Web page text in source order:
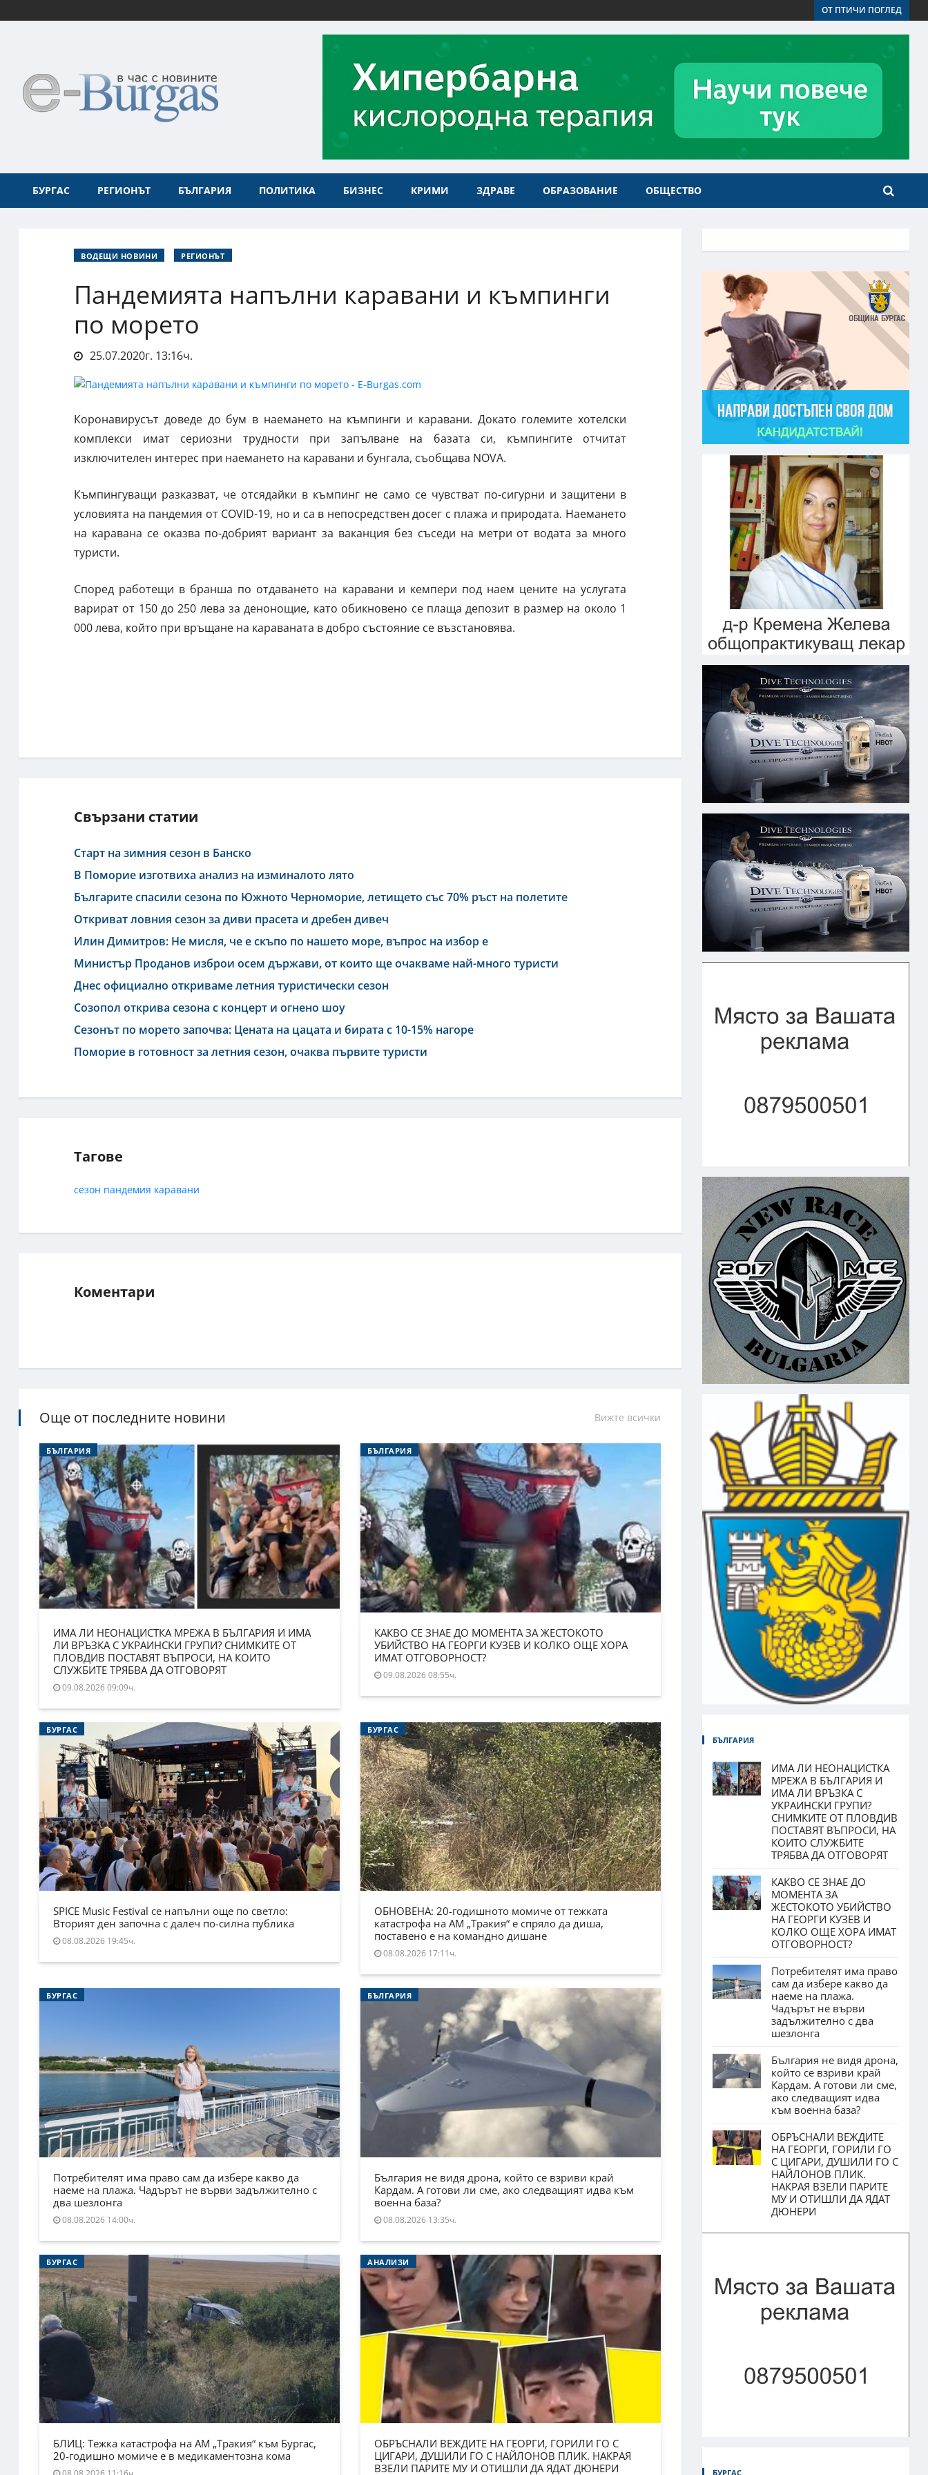
ОТ ПТИЧИ ПОГЛЕД
БУРГАС РЕГИОНЪТ БЪЛГАРИЯ ПОЛИТИКА БИЗНЕС КРИМИ ЗДРАВЕ ОБРАЗОВАНИЕ ОБЩЕСТВО
ВОДЕЩИ НОВИНИ РЕГИОНЪТ
Пандемията напълни каравани и къмпинги
по морето
25.07.2020г. 13:16ч.
Коронавирусът доведе до бум в наемането на къмпинги и каравани. Докато големите хотелски
комплекси имат сериозни трудности при запълване на базата си, къмпингите отчитат
изключителен интерес при наемането на каравани и бунгала, съобщава NOVA.
Къмпингуващи разказват, че отсядайки в къмпинг не само се чувстват по-сигурни и защитени в
условията на пандемия от COVID-19, но и са в непосредствен досег с плажа и природата. Наемането
на каравана се оказва по-добрият вариант за ваканция без съседи на метри от водата за много
туристи.
Според работещи в бранша по отдаването на каравани и кемпери под наем цените на услугата
варират от 150 до 250 лева за денонощие, като обикновено се плаща депозит в размер на около 1
000 лева, който при връщане на караваната в добро състояние се възстановява.
Свързани статии
Старт на зимния сезон в Банско
В Поморие изготвиха анализ на изминалото лято
Българите спасили сезона по Южното Черноморие, летището със 70% ръст на полетите
Откриват ловния сезон за диви прасета и дребен дивеч
Илин Димитров: Не мисля, че е скъпо по нашето море, въпрос на избор е
Министър Проданов изброи осем държави, от които ще очакваме най-много туристи
Днес официално откриваме летния туристически сезон
Созопол открива сезона с концерт и огнено шоу
Сезонът по морето започва: Цената на цацата и бирата с 10-15% нагоре
Поморие в готовност за летния сезон, очаква първите туристи
Тагове
сезон пандемия каравани
Коментари
Още от последните новини Вижте всички
БЪЛГАРИЯ
ИМА ЛИ НЕОНАЦИСТКА МРЕЖА В БЪЛГАРИЯ И ИМА
ЛИ ВРЪЗКА С УКРАИНСКИ ГРУПИ? СНИМКИТЕ ОТ
ПЛОВДИВ ПОСТАВЯТ ВЪПРОСИ, НА КОИТО
СЛУЖБИТЕ ТРЯБВА ДА ОТГОВОРЯТ
09.08.2026 09:09ч.
БЪЛГАРИЯ
КАКВО СЕ ЗНАЕ ДО МОМЕНТА ЗА ЖЕСТОКОТО
УБИЙСТВО НА ГЕОРГИ КУЗЕВ И КОЛКО ОЩЕ ХОРА
ИМАТ ОТГОВОРНОСТ?
09.08.2026 08:55ч.
БУРГАС
SPICE Music Festival се напълни още по светло:
Вторият ден започна с далеч по-силна публика
08.08.2026 19:45ч.
БУРГАС
ОБНОВЕНА: 20-годишното момиче от тежката
катастрофа на АМ „Тракия“ е спряло да диша,
поставено е на командно дишане
08.08.2026 17:11ч.
БУРГАС
Потребителят има право сам да избере какво да
наеме на плажа. Чадърът не върви задължително с
два шезлонга
08.08.2026 14:00ч.
БЪЛГАРИЯ
България не видя дрона, който се взриви край
Кардам. А готови ли сме, ако следващият идва към
военна база?
08.08.2026 13:35ч.
БУРГАС
БЛИЦ: Тежка катастрофа на АМ „Тракия“ към Бургас,
20-годишно момиче е в медикаментозна кома
АНАЛИЗИ
ОБРЪСНАЛИ ВЕЖДИТЕ НА ГЕОРГИ, ГОРИЛИ ГО С
ЦИГАРИ, ДУШИЛИ ГО С НАЙЛОНОВ ПЛИК. НАКРАЯ
ВЗЕЛИ ПАРИТЕ МУ И ОТИШЛИ ДА ЯДАТ ДЮНЕРИ
БЪЛГАРИЯ
ИМА ЛИ НЕОНАЦИСТКА
МРЕЖА В БЪЛГАРИЯ И
ИМА ЛИ ВРЪЗКА С
УКРАИНСКИ ГРУПИ?
СНИМКИТЕ ОТ ПЛОВДИВ
ПОСТАВЯТ ВЪПРОСИ, НА
КОИТО СЛУЖБИТЕ
ТРЯБВА ДА ОТГОВОРЯТ
КАКВО СЕ ЗНАЕ ДО
МОМЕНТА ЗА
ЖЕСТОКОТО УБИЙСТВО
НА ГЕОРГИ КУЗЕВ И
КОЛКО ОЩЕ ХОРА ИМАТ
ОТГОВОРНОСТ?
Потребителят има право
сам да избере какво да
наеме на плажа.
Чадърът не върви
задължително с два
шезлонга
България не видя дрона,
който се взриви край
Кардам. А готови ли сме,
ако следващият идва
към военна база?
ОБРЪСНАЛИ ВЕЖДИТЕ
НА ГЕОРГИ, ГОРИЛИ ГО
С ЦИГАРИ, ДУШИЛИ ГО С
НАЙЛОНОВ ПЛИК.
НАКРАЯ ВЗЕЛИ ПАРИТЕ
МУ И ОТИШЛИ ДА ЯДАТ
ДЮНЕРИ
БУРГАС